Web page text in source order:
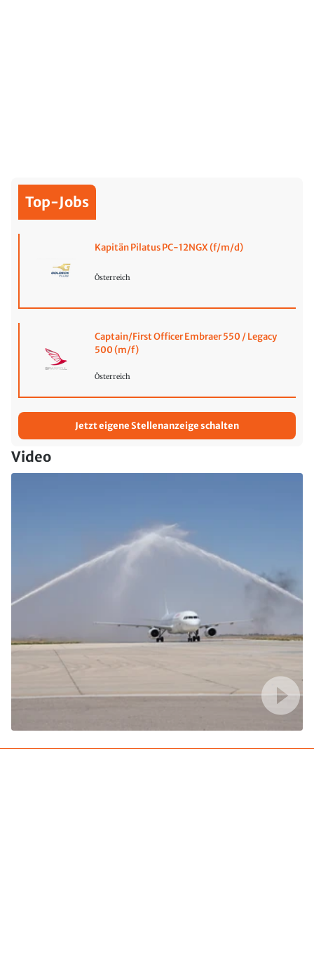
Top-Jobs
Kapitän Pilatus PC-12NGX (f/m/d)
Österreich
Captain/First Officer Embraer 550 / Legacy
500 (m/f)
Österreich
Jetzt eigene Stellenanzeige schalten
Video